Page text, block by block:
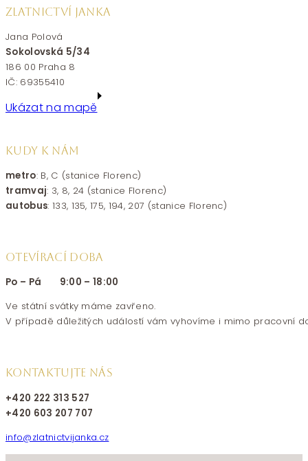
ZLATNICTVÍ JANKA
Jana Polová
Sokolovská 5/34
186 00 Praha 8
IČ: 69355410
Ukázat na mapě
KUDY K NÁM
metro: B, C (stanice Florenc)
tramvaj: 3, 8, 24 (stanice Florenc)
autobus: 133, 135, 175, 194, 207 (stanice Florenc)
OTEVÍRACÍ DOBA
Po – Pá 9:00 – 18:00
Ve státní svátky máme zavřeno.
V případě důležitých událostí vám vyhovíme i mimo pracovní
KONTAKTUJTE NÁS
+420 222 313 527
+420 603 207 707
info@zlatnictvijanka.cz